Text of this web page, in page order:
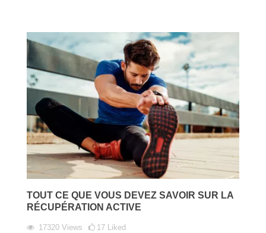
TOUT CE QUE VOUS DEVEZ SAVOIR SUR LA
RÉCUPÉRATION ACTIVE
17320 Views 17 Liked